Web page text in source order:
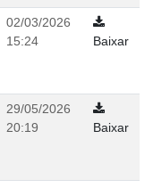
02/03/2026
15:24
Baixar
29/05/2026
20:19
Baixar